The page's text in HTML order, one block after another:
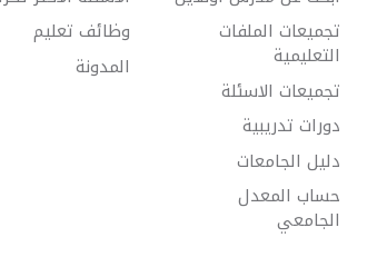
تجميعات الملفات
التعليمية
تجميعات الاسئلة
دورات تدريبية
دليل الجامعات
حساب المعدل
الجامعي
وظائف تعليم
المدونة